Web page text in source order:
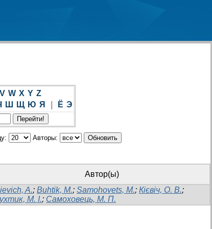
V W X Y Z
Ш Щ Ю Я Ё Э
Авторы:
Автор(ы)
A.; Buhtik, M.; Samohovets, M.; Кієвіч, О. В.;
М. І.; Самоховець, М. П.